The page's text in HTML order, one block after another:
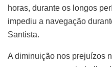
horas, durante os longos
impediu a navegação
Santista.
A diminuição nos prejuízos